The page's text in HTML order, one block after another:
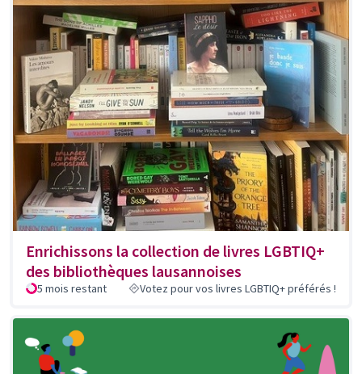
Enrichissons la collection de livres LGBTIQ+
des bibliothèques lausannoises
5 mois restant Votez pour vos livres LGBTIQ+ préférés !